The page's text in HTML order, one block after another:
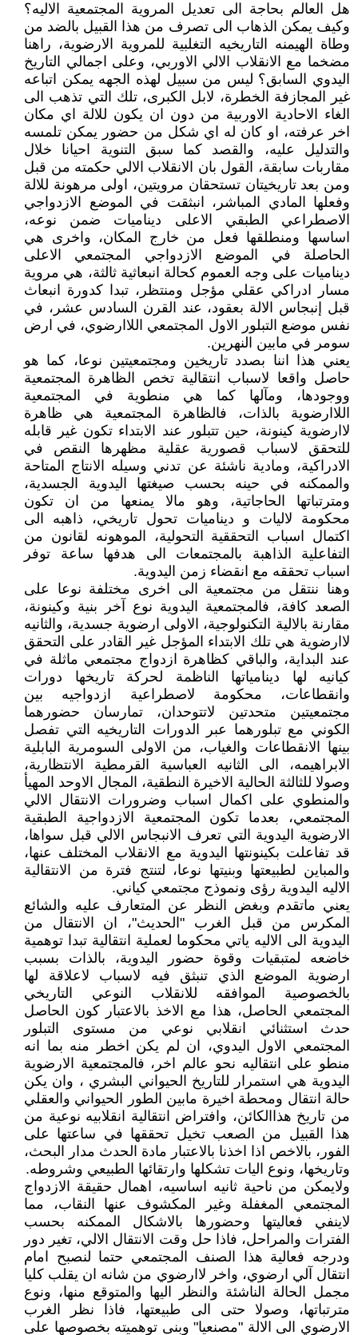
هل العالم بحاجة الى تعديل المروية المجتمعية الاليه؟
وكيف يمكن الذهاب الى تصرف من هذا القبيل بالضد من
وطاة الهيمنه التاريخيه التغلبية للمروية الارضوية، راهنا
مضخما مع الانقلاب الالي الاوربي، وعلى اجمالي التاريخ
اليدوي السابق؟ ليس من سبيل لهذه الجهه يمكن اتباعه
غير المجازفة الخطرة، لابل الكبرى، تلك التي تذهب الى
الغاء الاحادية الاوربية من دون ان يكون للالة اي مكان
اخر عرفته، او كان له اي شكل من حضور يمكن تلمسه
والتدليل عليه، والقصد كما سبق التنوية احيانا خلال
مقاربات سابقة، القول بان الانقلاب الالي حكمته من قبل
ومن بعد تاريخيتان تستحقان مرويتين، اولى مرهونة للالة
وفعلها المادي المباشر، انبثقت في الموضع الازدواجي
الاصطراعي الطبقي الاعلى ديناميات ضمن نوعه،
اساسها ومنطلقها فعل من خارج المكان، واخرى هي
الحاصلة في الموضع الازدواجي المجتمعي الاعلى
ديناميات على وجه العموم كحالة انبعاثية ثالثة، هي مروية
مسار ادراكي عقلي مؤجل ومنتظر، تبدا كدورة انبعاث
قبل إنبجاس الالة بعقود، عند القرن السادس عشر، في
نفس موضع التبلور الاول المجتمعي اللاارضوي، في ارض
سومر في مابين النهرين.
يعني هذا اننا بصدد تاريخين ومجتمعيتين نوعا، كما هو
حاصل واقعا لاسباب انتقالية تخص الظاهرة المجتمعية
ووجودها، ومآلها كما هي منطوية في المجتمعية
اللاارضوية بالذات، فالظاهرة المجتمعية هي ظاهرة
لاارضوية كينونة، حين تتبلور عند الابتداء تكون غير قابله
للتحقق لاسباب قصورية عقلية مظهرها النقص في
الادراكية، ومادية ناشئة عن تدني وسيله الانتاج المتاحة
والممكنه في حينه بحسب صيغتها اليدوية الجسدية،
ومترتباتها الحاجاتية، وهو مالا يمنعها من ان تكون
محكومة لاليات و ديناميات تحول تاريخي، ذاهبه الى
اكتمال اسباب التحققية التحولية، الموهونه لقانون من
التفاعلية الذاهبة بالمجتمعات الى هدفها ساعة توفر
اسباب تحققه مع انقضاء زمن اليدوية.
وهنا ننتقل من مجتمعية الى اخرى مختلفة نوعا على
الصعد كافة، فالمجتمعية اليدوية نوع آخر بنية وكينونة،
مقارنة بالالية التكنولوجية، الاولى ارضوية جسدية، والثانيه
لاارضوية هي تلك الابتداء المؤجل غير القادر على التحقق
عند البداية، والباقي كظاهرة ازدواج مجتمعي ماثلة في
كيانيه لها دينامياتها الناظمة لحركة تاريخها دورات
وانقطاعات، محكومة لاصطراعية ازدواجيه بين
مجتمعيتين متحدتين لاتتوحدان، تمارسان حضورهما
الكوني مع تبلورهما عبر الدورات التاريخيه التي تفصل
بينها الانقطاعات والغياب، من الاولى السومرية البابلية
الابراهيمه، الى الثانيه العباسية القرمطية الانتظارية،
وصولا للثالثة الحالية الاخيرة النطقية، المجال الاوحد المهيأ
والمنطوي على اكمال اسباب وضرورات الانتقال الالي
المجتمعي، بعدما تكون المجتمعية الازدواجية الطبقية
الارضوية اليدوية التي تعرف الانبجاس الالي قبل سواها،
قد تفاعلت بكينونتها اليدوية مع الانقلاب المختلف عنها،
والمباين لطبيعتها وبنيتها نوعا، لتنتج فترة من الانتقالية
الاليه اليدوية رؤى ونموذج مجتمعي كياني.
يعني ماتقدم وبغض النظر عن المتعارف عليه والشائع
المكرس من قبل الغرب "الحديث"، ان الانتقال من
اليدوية الى الاليه ياتي محكوما لعملية انتقالية تبدا توهمية
خاضعه لمتبقيات وقوة حضور اليدوية، بالذات بسبب
ارضوية الموضع الذي تنبثق فيه لاسباب لاعلاقة لها
بالخصوصية الموافقه للانقلاب النوعي التاريخي
المجتمعي الحاصل، هذا مع الاخذ بالاعتبار كون الحاصل
حدث استثنائي انقلابي نوعي من مستوى التبلور
المجتمعي الاول اليدوي، ان لم يكن اخطر منه بما انه
منطو على انتقاليه نحو عالم اخر، فالمجتمعية الارضوية
اليدوية هي استمرار للتاريخ الحيواني البشري ، وان يكن
حالة انتقال ومحطة اخيرة مابين الطور الحيواني والعقلي
من تاريخ هذاالكائن، وافتراض انتقالية انقلابيه نوعية من
هذا القبيل من الصعب تخيل تحققها في ساعتها على
الفور، بالاخص اذا اخذنا بالاعتبار مادة الحدث مدار البحث،
وتاريخها، ونوع اليات تشكلها وارتقائها الطبيعي وشروطه.
ولايمكن من ناحية ثانيه اساسيه، اهمال حقيقة الازدواج
المجتمعي المغفلة وغير المكشوف عنها النقاب، مما
لاينفي فعاليتها وحضورها بالاشكال الممكنه بحسب
الفترات والمراحل، فاذا حل وقت الانتقال الالي، تغير دور
ودرجه فعالية هذا الصنف المجتمعي حتما لنصبح امام
انتقال آلي ارضوي، واخر لاارضوي من شانه ان يقلب كليا
مجمل الحالة الناشئة والنظر اليها والمتوقع منها، ونوع
مترتباتها، وصولا حتى الى طبيعتها، فاذا نظر الغرب
الارضوي الى الالة "مصنعيا" وبنى توهميته بخصوصها على